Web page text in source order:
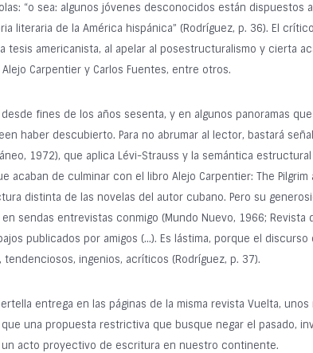
“o sea: algunos jóvenes desconocidos están dispuestos
literaria de la América hispánica” (Rodríguez, p. 36). El
americanista, al apelar al posestructuralismo y cierta
Carpentier y Carlos Fuentes, entre otros.
fines de los años sesenta, y en algunos panoramas
haber descubierto. Para no abrumar al lector, bastará
1972), que aplica Lévi-Strauss y la semántica
acaban de culminar con el libro Alejo Carpentier: The
distinta de las novelas del autor cubano. Pero su
sendas entrevistas conmigo (Mundo Nuevo, 1966;
publicados por amigos (…). Es lástima, porque el
ingenios, acríticos (Rodríguez, p. 37).
entrega en las páginas de la misma revista Vuelta,
una propuesta restrictiva que busque negar el pasado,
acto proyectivo de escritura en nuestro continente.